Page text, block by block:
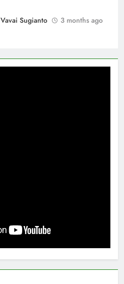
Sugianto
3 months ago